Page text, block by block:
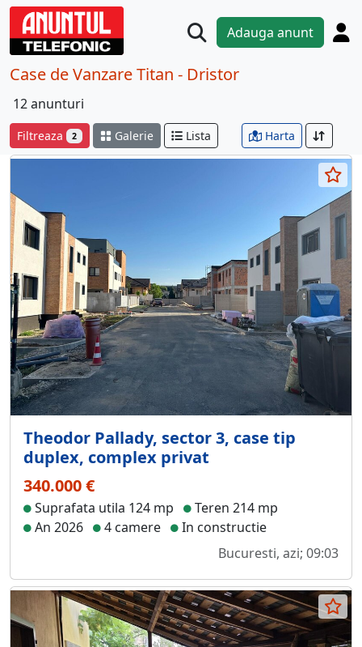
Adauga anunt
Case de Vanzare Titan - Dristor
12 anunturi
Filtreaza 2 Galerie Lista Harta
Theodor Pallady, sector 3, case tip
duplex, complex privat
340.000 €
Suprafata utila 124 mp
Teren 214 mp
An 2026
4 camere
In constructie
Bucuresti, azi; 09:03